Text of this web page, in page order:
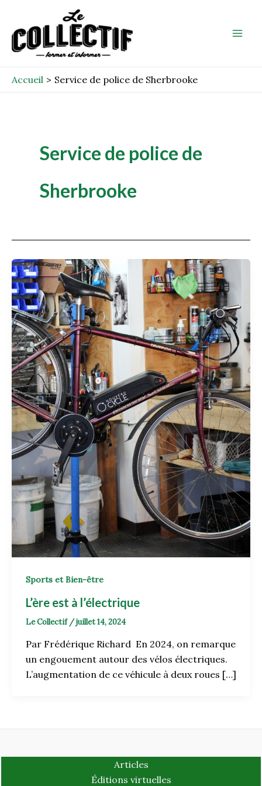
contenu
Accueil Service de police de Sherbrooke
Service de police de
Sherbrooke
Sports et Bien-être
L’ère est à l’électrique
Le Collectif /juillet 14, 2024
Par Frédérique Richard En 2024, on remarque
un engouement autour des vélos électriques.
L’augmentation de ce véhicule à deux roues […]
Articles
Éditions virtuelles